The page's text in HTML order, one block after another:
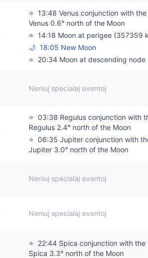
⭐ 13:48 Venus conjunction with the
Venus 0.6° north of the Moon
⭐ 14:18 Moon at perigee (357359
🌙 18:05 New Moon
⭐ 20:34 Moon at descending node
Neniuj specialaj eventoj
⭐ 03:38 Regulus conjunction with
Regulus 2.4° north of the Moon
⭐ 06:35 Jupiter conjunction with
Jupiter 3.0° north of the Moon
Neniuj specialaj eventoj
Neniuj specialaj eventoj
⭐ 22:44 Spica conjunction with the
Spica 3.3° north of the Moon